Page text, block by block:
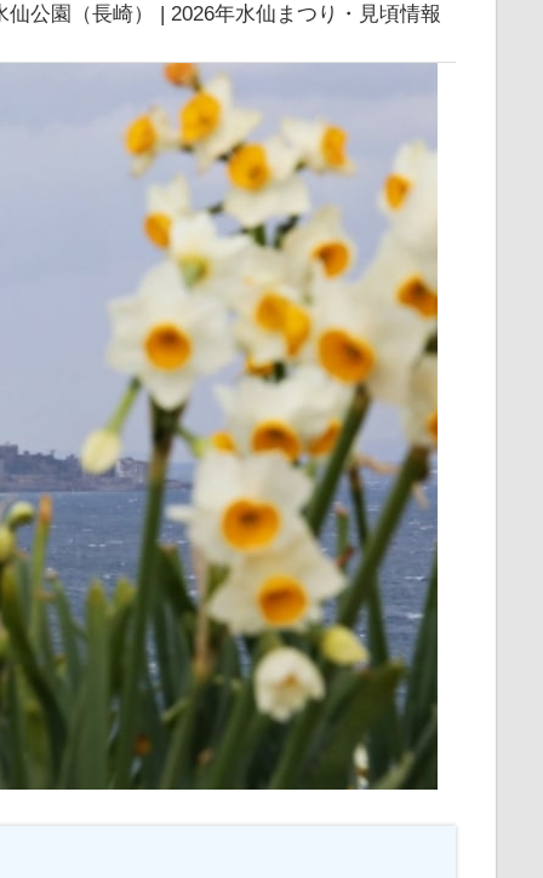
仙公園（長崎） | 2026年水仙まつり・見頃情報